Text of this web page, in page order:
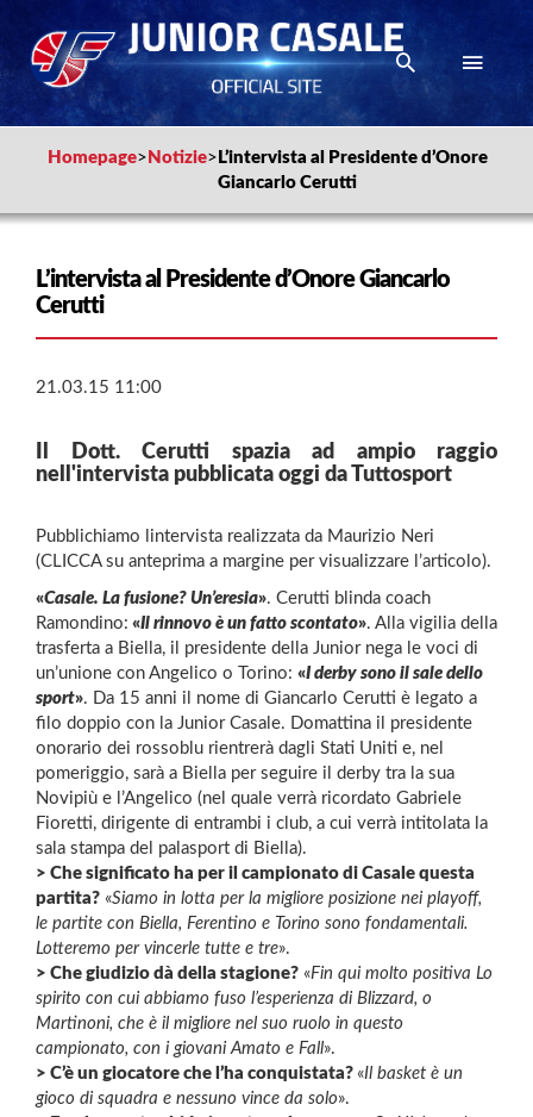
Homepage> Notizie> L’intervista al Presidente d’Onore
Giancarlo Cerutti
L’intervista al Presidente d’Onore Giancarlo
Cerutti
21.03.15 11:00
Il Dott. Cerutti spazia ad ampio raggio
nell'intervista pubblicata oggi da Tuttosport
Pubblichiamo lintervista realizzata da Maurizio Neri
(CLICCA su anteprima a margine per visualizzare l’articolo).
«Casale. La fusione? Un’eresia». Cerutti blinda coach
Ramondino: «Il rinnovo è un fatto scontato». Alla vigilia della
trasferta a Biella, il presidente della Junior nega le voci di
un’unione con Angelico o Torino: «I derby sono il sale dello
sport». Da 15 anni il nome di Giancarlo Cerutti è legato a
filo doppio con la Junior Casale. Domattina il presidente
onorario dei rossoblu rientrerà dagli Stati Uniti e, nel
pomeriggio, sarà a Biella per seguire il derby tra la sua
Novipiù e l’Angelico (nel quale verrà ricordato Gabriele
Fioretti, dirigente di entrambi i club, a cui verrà intitolata la
sala stampa del palasport di Biella).
> Che significato ha per il campionato di Casale questa
partita? «Siamo in lotta per la migliore posizione nei playoff,
le partite con Biella, Ferentino e Torino sono fondamentali.
Lotteremo per vincerle tutte e tre».
> Che giudizio dà della stagione? «Fin qui molto positiva Lo
spirito con cui abbiamo fuso l’esperienza di Blizzard, o
Martinoni, che è il migliore nel suo ruolo in questo
campionato, con i giovani Amato e Fall».
> C’è un giocatore che l’ha conquistata? «Il basket è un
gioco di squadra e nessuno vince da solo».